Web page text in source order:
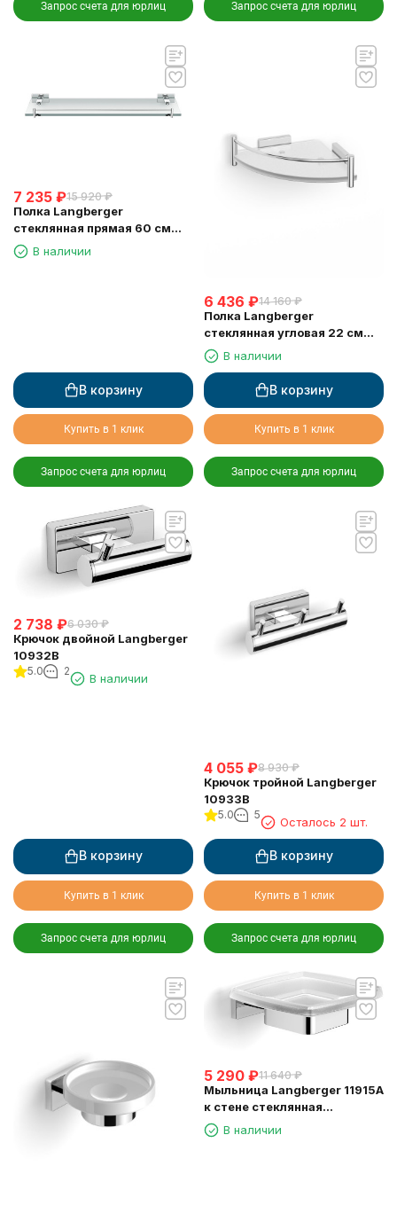
Запрос счета для юрлиц Запрос счета для юрлиц
7 235 ₽15 920 ₽
Полка Langberger
стеклянная прямая 60 см
10951AВ наличии
В корзину
Купить в 1 клик
Запрос счета для юрлиц
6 436 ₽14 160 ₽
Полка Langberger
стеклянная угловая 22 см
10951BВ наличии
В корзину
Купить в 1 клик
Запрос счета для юрлиц
2 738 ₽6 030 ₽
Крючок двойной Langberger
10932B
5.0 2
В наличии
В корзину
Купить в 1 клик
Запрос счета для юрлиц
4 055 ₽8 930 ₽
Крючок тройной Langberger
10933B
5.0 5
Осталось 2 шт.
В корзину
Купить в 1 клик
Запрос счета для юрлиц
5 290 ₽11 640 ₽
Мыльница Langberger 11915A
к стене стеклянная
квадратная
В наличии